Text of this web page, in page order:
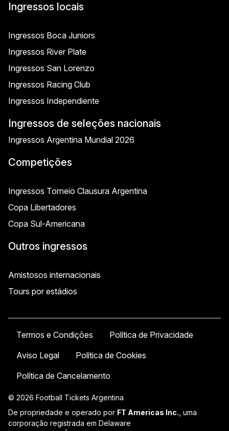
Ingressos locais
Ingressos Boca Juniors
Ingressos River Plate
Ingressos San Lorenzo
Ingressos Racing Club
Ingressos Independiente
Ingressos de seleções nacionais
Ingressos Argentina Mundial 2026
Competições
Ingressos Torneio Clausura Argentina
Copa Libertadores
Copa Sul-Americana
Outros ingressos
Amistosos internacionais
Tours por estádios
Termos e Condições
Política de Privacidade
Aviso Legal
Política de Cookies
Política de Cancelamento
© 2026 Football Tickets Argentina
De propriedade e operado por FT Americas Inc. , uma
corporação registrada em Delaware